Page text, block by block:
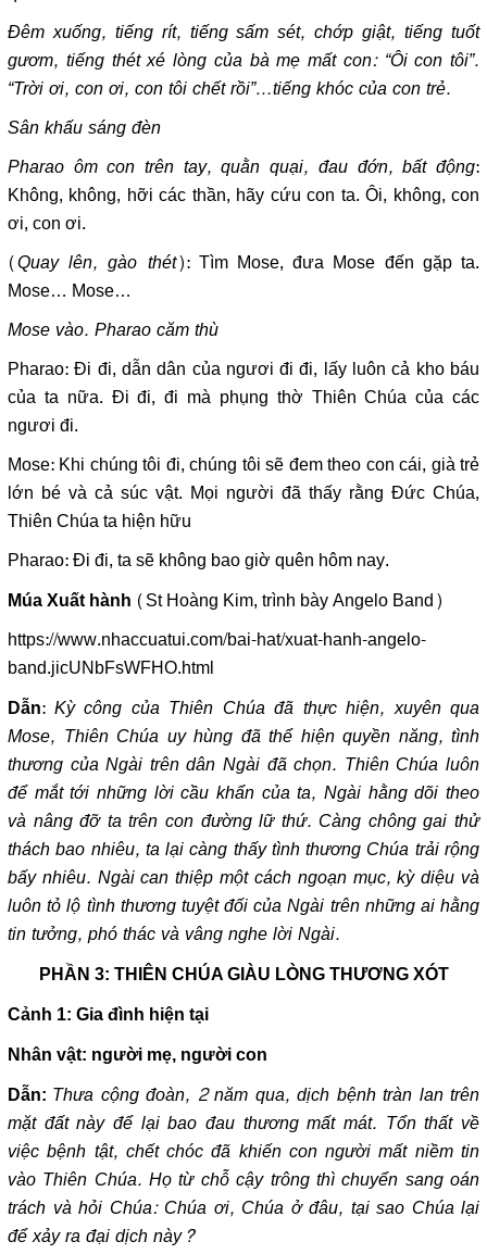
Đêm xuống, tiếng rít, tiếng sấm sét, chớp giật, tiếng tuốt
gươm, tiếng thét xé lòng của bà mẹ mất con: “Ôi con tôi”.
“Trời ơi, con ơi, con tôi chết rồi”…tiếng khóc của con trẻ.
Sân khấu sáng đèn
Pharao ôm con trên tay, quằn quại, đau đớn, bất động:
Không, không, hỡi các thần, hãy cứu con ta. Ôi, không, con
ơi, con ơi.
(Quay lên, gào thét): Tìm Mose, đưa Mose đến gặp ta.
Mose… Mose…
Mose vào. Pharao căm thù
Pharao: Đi đi, dẫn dân của ngươi đi đi, lấy luôn cả kho báu
của ta nữa. Đi đi, đi mà phụng thờ Thiên Chúa của các
ngươi đi.
Mose: Khi chúng tôi đi, chúng tôi sẽ đem theo con cái, già trẻ
lớn bé và cả súc vật. Mọi người đã thấy rằng Đức Chúa,
Thiên Chúa ta hiện hữu
Pharao: Đi đi, ta sẽ không bao giờ quên hôm nay.
Múa Xuất hành (St Hoàng Kim, trình bày Angelo Band)
https://www.nhaccuatui.com/bai-hat/xuat-hanh-angelo-
band.jicUNbFsWFHO.html
Dẫn: Kỳ công của Thiên Chúa đã thực hiện, xuyên qua
Mose, Thiên Chúa uy hùng đã thể hiện quyền năng, tình
thương của Ngài trên dân Ngài đã chọn. Thiên Chúa luôn
để mắt tới những lời cầu khẩn của ta, Ngài hằng dõi theo
và nâng đỡ ta trên con đường lữ thứ. Càng chông gai thử
thách bao nhiêu, ta lại càng thấy tình thương Chúa trải rộng
bấy nhiêu. Ngài can thiệp một cách ngoạn mục, kỳ diệu và
luôn tỏ lộ tình thương tuyệt đối của Ngài trên những ai hằng
tin tưởng, phó thác và vâng nghe lời Ngài.
PHẦN 3: THIÊN CHÚA GIÀU LÒNG THƯƠNG XÓT
Cảnh 1: Gia đình hiện tại
Nhân vật: người mẹ, người con
Dẫn: Thưa cộng đoàn, 2 năm qua, dịch bệnh tràn lan trên
mặt đất này để lại bao đau thương mất mát. Tổn thất về
việc bệnh tật, chết chóc đã khiến con người mất niềm tin
vào Thiên Chúa. Họ từ chỗ cậy trông thì chuyển sang oán
trách và hỏi Chúa: Chúa ơi, Chúa ở đâu, tại sao Chúa lại
để xảy ra đại dịch này?